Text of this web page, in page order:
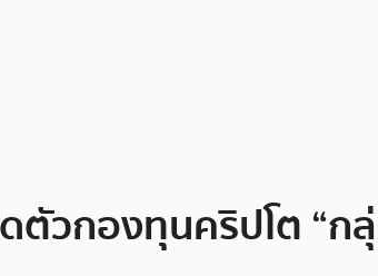
ดตัวกองทุนคริปโต “